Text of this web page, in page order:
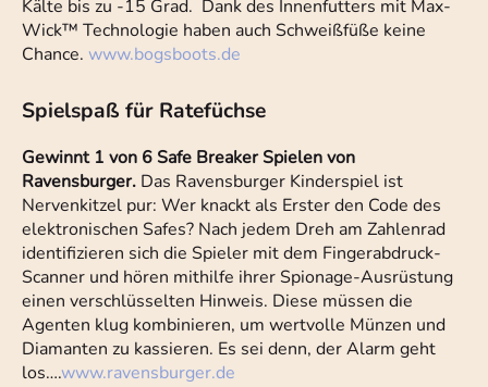
Kälte bis zu -15 Grad. Dank des Innenfutters mit Max-
Wick™ Technologie haben auch Schweißfüße keine
Chance. www.bogsboots.de
Spielspaß für Ratefüchse
Gewinnt 1 von 6 Safe Breaker Spielen von
Ravensburger. Das Ravensburger Kinderspiel ist
Nervenkitzel pur: Wer knackt als Erster den Code des
elektronischen Safes? Nach jedem Dreh am Zahlenrad
identifizieren sich die Spieler mit dem Fingerabdruck-
Scanner und hören mithilfe ihrer Spionage-Ausrüstung
einen verschlüsselten Hinweis. Diese müssen die
Agenten klug kombinieren, um wertvolle Münzen und
Diamanten zu kassieren. Es sei denn, der Alarm geht
los….www.ravensburger.de